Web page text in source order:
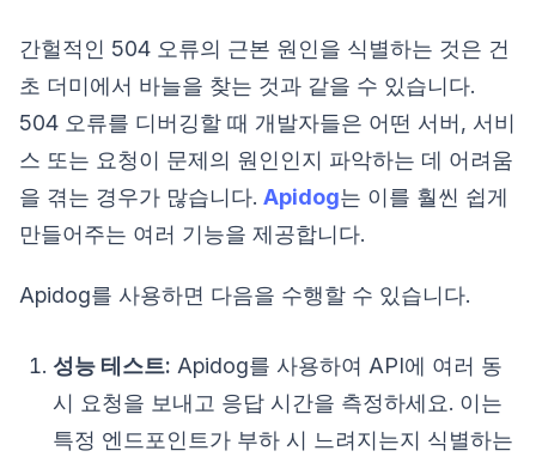
간헐적인 504 오류의 근본 원인을 식별하는 것은 건
초 더미에서 바늘을 찾는 것과 같을 수 있습니다.
504 오류를 디버깅할 때 개발자들은 어떤 서버, 서비
스 또는 요청이 문제의 원인인지 파악하는 데 어려움
을 겪는 경우가 많습니다. Apidog는 이를 훨씬 쉽게
만들어주는 여러 기능을 제공합니다.
Apidog를 사용하면 다음을 수행할 수 있습니다.
성능 테스트: Apidog를 사용하여 API에 여러 동
시 요청을 보내고 응답 시간을 측정하세요. 이는
특정 엔드포인트가 부하 시 느려지는지 식별하는